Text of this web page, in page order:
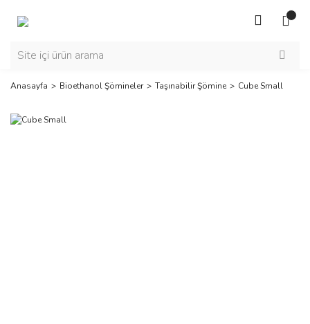
Anasayfa Bioethanol Şömineler Taşınabilir Şömine Cube Small